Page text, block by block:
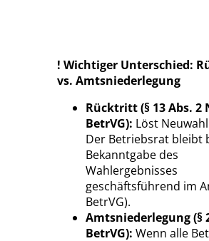
! Wichtiger Unterschied:
vs. Amtsniederlegung
Rücktritt (§ 13 Abs. 2
BetrVG): Löst
Der Betriebsrat bleibt
Bekanntgabe des
Wahlergebnisses
geschäftsführend im
BetrVG).
Amtsniederlegung (§
BetrVG): Wenn alle